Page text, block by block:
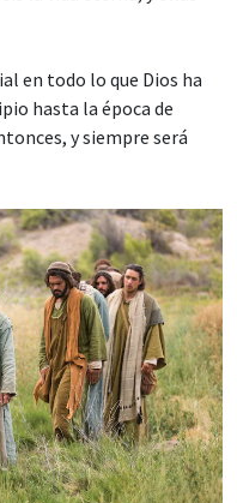
en todo lo que Dios ha
hasta la época de
y siempre será